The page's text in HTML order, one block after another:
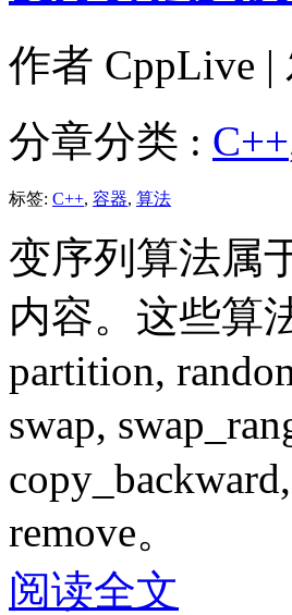
作者 CppLive |
分章分类 : C++
标签: C++, 容器, 算法
变序列算法属
内容。这些算
partition,
swap,
remove。
阅读全文